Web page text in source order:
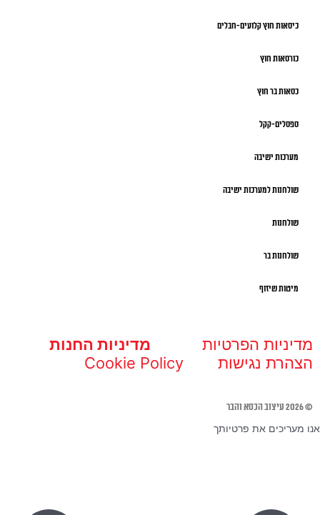
כיסאות חוץ קלועים-חבלים
כורסאות חוץ
כסאות בר חוץ
ספסלים-קקל
מערכות ישיבה
שולחנות למערכות ישיבה
שולחנות
שולחנות בר
מיטות שיזוף
מדיניות הפרטיות
מדיניות החנות
הצהרת נגישות
Cookie Policy
© 2026 עיצוב הכסא והבר
אנו מעריכים את פרטיותך